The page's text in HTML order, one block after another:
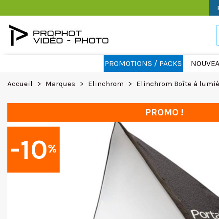
PROMOTIONS / PACKS
Accueil > Marques > Elinchrom > Elinchrom Boîte à
-10%
PROMO !